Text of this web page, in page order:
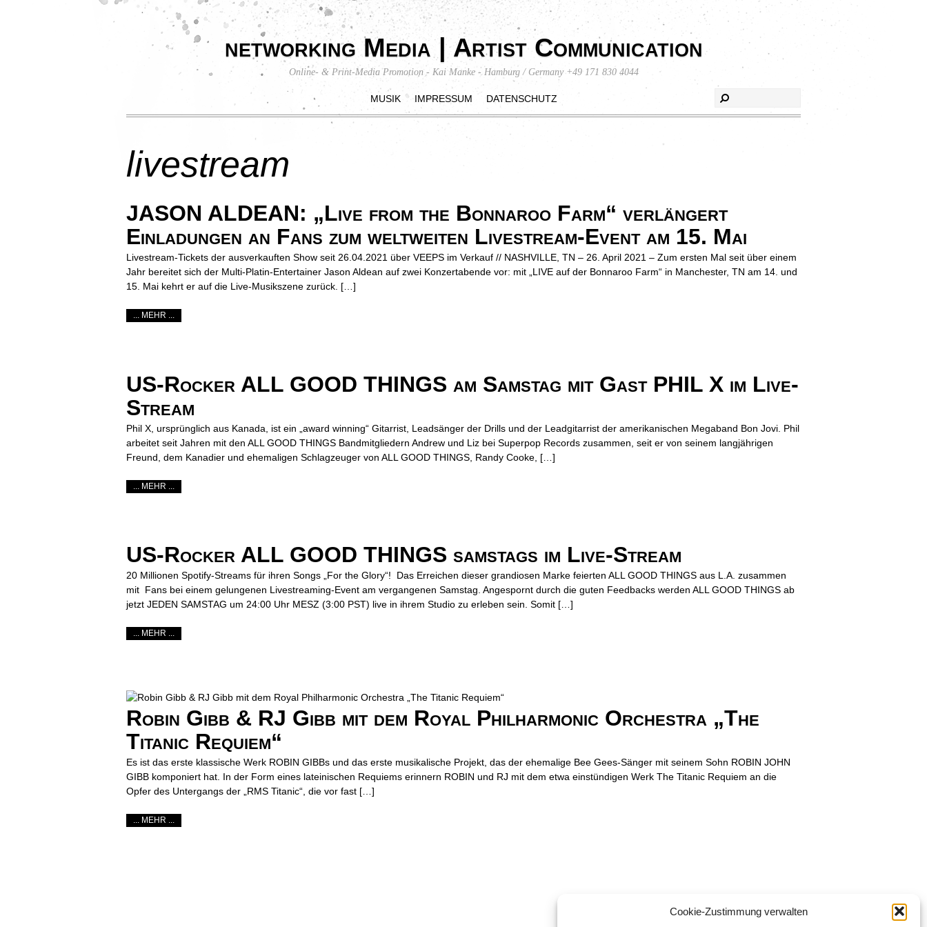
Cookie-Zustimmung verwalten
networking Media | Artist Communication
Online- & Print-Media Promotion - Kai Manke - Hamburg / Germany +49 171 830 4044
MUSIK IMPRESSUM DATENSCHUTZ
livestream
JASON ALDEAN: „Live from the Bonnaroo Farm“ verlängert
Einladungen an Fans zum weltweiten Livestream-Event am 15. Mai
Livestream-Tickets der ausverkauften Show seit 26.04.2021 über VEEPS im Verkauf // NASHVILLE, TN – 26. April 2021 – Zum ersten Mal seit über einem
Jahr bereitet sich der Multi-Platin-Entertainer Jason Aldean auf zwei Konzertabende vor: mit „LIVE auf der Bonnaroo Farm“ in Manchester, TN am 14. und
15. Mai kehrt er auf die Live-Musikszene zurück. […]
... MEHR ...
US-Rocker ALL GOOD THINGS am Samstag mit Gast PHIL X im Live-
Stream
Phil X, ursprünglich aus Kanada, ist ein „award winning“ Gitarrist, Leadsänger der Drills und der Leadgitarrist der amerikanischen Megaband Bon Jovi. Phil
arbeitet seit Jahren mit den ALL GOOD THINGS Bandmitgliedern Andrew und Liz bei Superpop Records zusammen, seit er von seinem langjährigen
Freund, dem Kanadier und ehemaligen Schlagzeuger von ALL GOOD THINGS, Randy Cooke, […]
... MEHR ...
US-Rocker ALL GOOD THINGS samstags im Live-Stream
20 Millionen Spotify-Streams für ihren Songs „For the Glory“! Das Erreichen dieser grandiosen Marke feierten ALL GOOD THINGS aus L.A. zusammen
mit Fans bei einem gelungenen Livestreaming-Event am vergangenen Samstag. Angespornt durch die guten Feedbacks werden ALL GOOD THINGS ab
jetzt JEDEN SAMSTAG um 24:00 Uhr MESZ (3:00 PST) live in ihrem Studio zu erleben sein. Somit […]
... MEHR ...
Robin Gibb & RJ Gibb mit dem Royal Philharmonic Orchestra „The
Titanic Requiem“
Es ist das erste klassische Werk ROBIN GIBBs und das erste musikalische Projekt, das der ehemalige Bee Gees-Sänger mit seinem Sohn ROBIN JOHN
GIBB komponiert hat. In der Form eines lateinischen Requiems erinnern ROBIN und RJ mit dem etwa einstündigen Werk The Titanic Requiem an die
Opfer des Untergangs der „RMS Titanic“, die vor fast […]
... MEHR ...